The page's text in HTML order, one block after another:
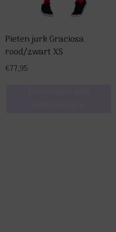
Pieten jurk Graciosa
rood/zwart XS
€77,95